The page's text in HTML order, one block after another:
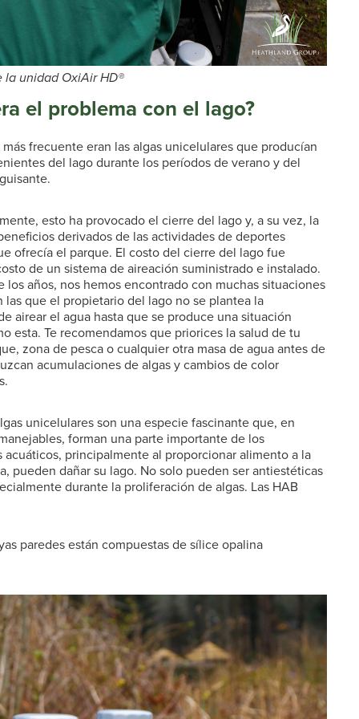
unidad OxiAir HD®
el problema con el lago?
frecuente eran las algas unicelulares que producían
del lago durante los períodos de verano y del
esto ha provocado el cierre del lago y, a su vez, la
derivados de las actividades de deportes
ofrecía el parque. El costo del cierre del lago fue
de un sistema de aireación suministrado e instalado.
los años, nos hemos encontrado con muchas situaciones
las que el propietario del lago no se plantea la
airear el agua hasta que se produce una situación
esta. Te recomendamos que priorices la salud de tu
zona de pesca o cualquier otra masa de agua antes de
acumulaciones de algas y cambios de color
unicelulares son una especie fascinante que, en
forman una parte importante de los
acuáticos, principalmente al proporcionar alimento a la
pueden dañar su lago. No solo pueden ser antiestéticas
durante la proliferación de algas. Las HAB
paredes están compuestas de sílice opalina